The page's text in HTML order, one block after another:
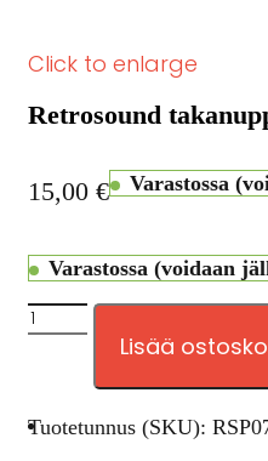
Click to enlarge
Retrosound
15,00 € Varastossa
Varastossa (voidaan
Lisää
Tuotetunnus (SKU):